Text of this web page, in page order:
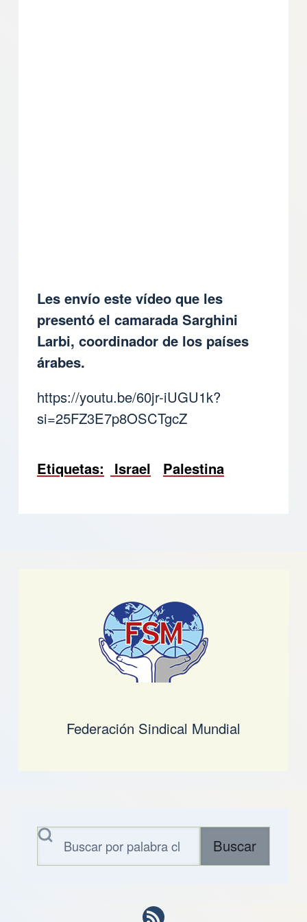
Les envío este vídeo que les
presentó el camarada Sarghini
Larbi, coordinador de los países
árabes.
https://youtu.be/60jr-iUGU1k?
si=25FZ3E7p8OSCTgcZ
Etiquetas Israel Palestina
Federación Sindical Mundial
Buscar